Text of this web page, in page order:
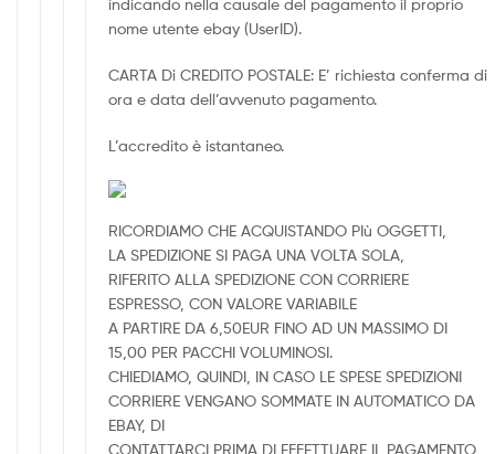
indicando nella causale del pagamento il proprio
nome utente ebay (UserID).
CARTA Di CREDITO POSTALE: E’ richiesta conferma di
ora e data dell’avvenuto pagamento.
L’accredito è istantaneo.
RICORDIAMO CHE ACQUISTANDO PIù OGGETTI,
LA SPEDIZIONE SI PAGA UNA VOLTA SOLA,
RIFERITO ALLA SPEDIZIONE CON CORRIERE
ESPRESSO, CON VALORE VARIABILE
A PARTIRE DA 6,50EUR FINO AD UN MASSIMO DI
15,00 PER PACCHI VOLUMINOSI.
CHIEDIAMO, QUINDI, IN CASO LE SPESE SPEDIZIONI
CORRIERE VENGANO SOMMATE IN AUTOMATICO DA
EBAY, DI
CONTATTARCI PRIMA DI EFFETTUARE IL PAGAMENTO,